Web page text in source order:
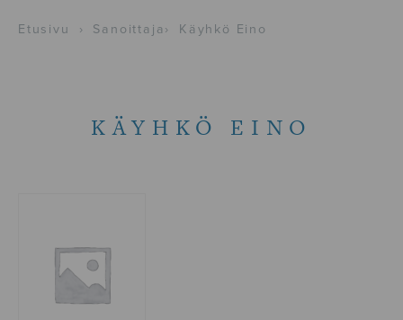
Etusivu › Sanoittaja › Käyhkö Eino
KÄYHKÖ EINO